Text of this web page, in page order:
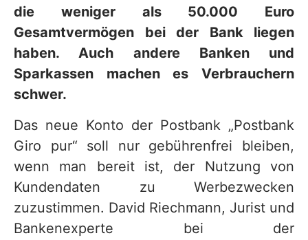
die weniger als 50.000 Euro
Gesamtvermögen bei der Bank liegen
haben. Auch andere Banken und
Sparkassen machen es Verbrauchern
schwer.
Das neue Konto der Postbank „Postbank
Giro pur“ soll nur gebührenfrei bleiben,
wenn man bereit ist, der Nutzung von
Kundendaten zu Werbezwecken
zuzustimmen. David Riechmann, Jurist und
Bankenexperte bei der